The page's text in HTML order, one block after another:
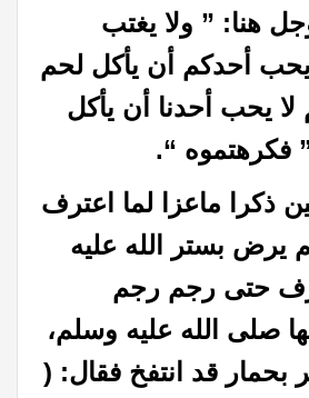
هنا: ” ولا يغتب
أحدكم أن يأكل لحم
لا يحب أحدنا أن يأكل
فكرهتموه “.
ذكرا ماعزا لما اعترف
يرض بستر الله عليه
حتى رجم رجم
صلى الله عليه وسلم،
قد انتفخ فقال: (